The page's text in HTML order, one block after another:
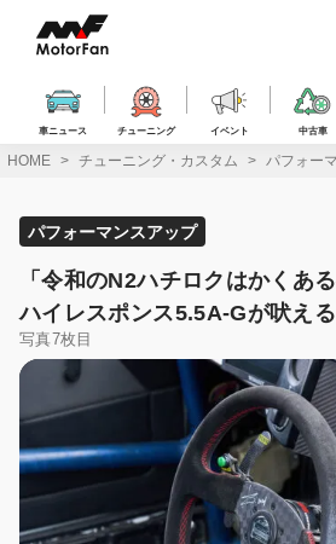
ス
車ニュース チューニング イベント 中古車
HOME チューニング・カスタム パフォー
パフォーマンスアップ
「令和のN2ハチロクはかくあ
ハイレスポンス5.5A-Gが吠え
写真7枚目